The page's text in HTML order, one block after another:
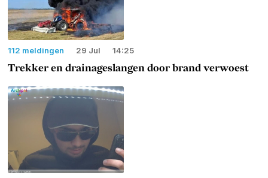
112 meldingen 29 Jul 14:25
Trekker en drainageslangen door brand verwoest